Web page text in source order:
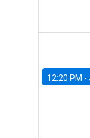
12:20 PM -